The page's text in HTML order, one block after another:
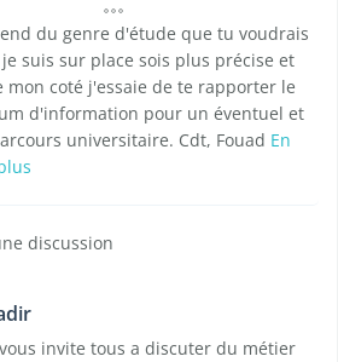
du genre d'étude que tu voudrais
suis sur place sois plus précise et
mon coté j'essaie de te rapporter le
d'information pour un éventuel et
universitaire. Cdt, Fouad En
discussion
invite tous a discuter du métier